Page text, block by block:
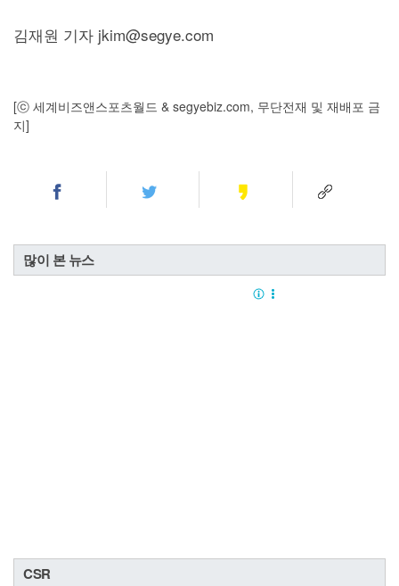
김재원 기자 jkim@segye.com
[ⓒ 세계비즈앤스포츠월드 & segyebiz.com, 무단전재 및 재배포 금
지]
많이 본 뉴스
CSR